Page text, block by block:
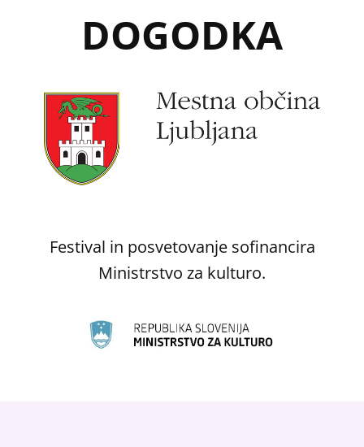
DOGODKA
Festival in posvetovanje sofinancira
Ministrstvo za kulturo.